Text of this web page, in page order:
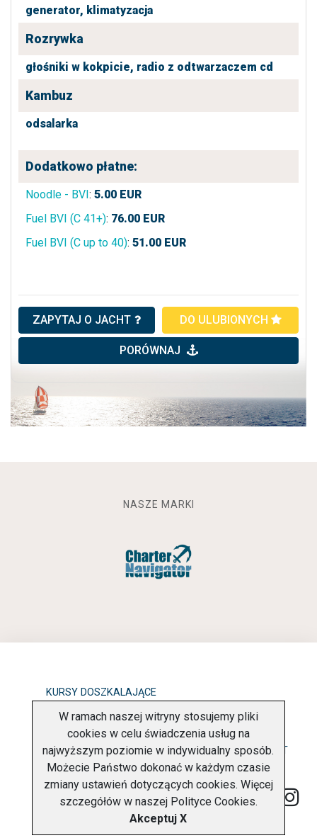
generator, klimatyzacja
Rozrywka
głośniki w kokpicie, radio z odtwarzaczem cd
Kambuz
odsalarka
Dodatkowo płatne:
Noodle - BVI: 5.00 EUR
Fuel BVI (C 41+): 76.00 EUR
Fuel BVI (C up to 40): 51.00 EUR
ZAPYTAJ O JACHT DO ULUBIONYCH
PORÓWNAJ
NASZE MARKI
KURSY DOSZKALAJĄCE
OBOWIĄZEK INFORMACYJNY
POLITYKA PRYWATNOŚCI O FIRMIE KONTAKT
Copyright © 2026 Charter Navigator
W ramach naszej witryny stosujemy pliki
cookies w celu świadczenia usług na
najwyższym poziomie w indywidualny sposób.
Możecie Państwo dokonać w każdym czasie
zmiany ustawień dotyczących cookies. Więcej
szczegółów w naszej Polityce Cookies.
Akceptuj X